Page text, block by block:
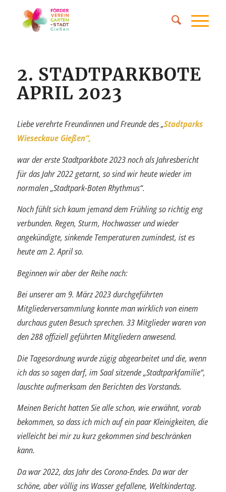
2. STADTPARKBOTE
APRIL 2023
Liebe verehrte Freundinnen und Freunde des „Stadtparks
Wieseckaue Gießen“,
war der erste Stadtparkbote 2023 noch als Jahresbericht
für das Jahr 2022 getarnt, so sind wir heute wieder im
normalen „Stadtpark-Boten Rhythmus“.
Noch fühlt sich kaum jemand dem Frühling so richtig eng
verbunden. Regen, Sturm, Hochwasser und wieder
angekündigte, sinkende Temperaturen zumindest, ist es
heute am 2. April so.
Beginnen wir aber der Reihe nach:
Bei unserer am 9. März 2023 durchgeführten
Mitgliederversammlung konnte man wirklich von einem
durchaus guten Besuch sprechen. 33 Mitglieder waren von
den 288 offiziell geführten Mitgliedern anwesend.
Die Tagesordnung wurde zügig abgearbeitet und die, wenn
ich das so sagen darf, im Saal sitzende „Stadtparkfamilie“,
lauschte aufmerksam den Berichten des Vor­stands.
Meinen Bericht hatten Sie alle schon, wie erwähnt, vorab
bekommen, so dass ich mich auf ein paar Kleinigkeiten, die
vielleicht bei mir zu kurz gekommen sind beschränken
kann.
Da war 2022, das Jahr des Corona-Endes. Da war der
schöne, aber völlig ins Wasser gefallene, Weltkindertag.